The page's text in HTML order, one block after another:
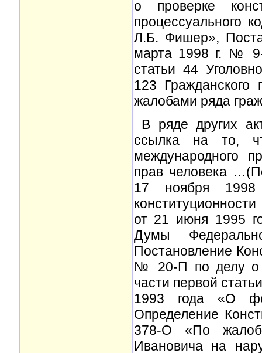
о проверке
процессуального
Л.Б. Фишер»,
марта 1998 г. № 9-
статьи 44
123
жалобами ряда
В ряде других
ссылка на то,
международного
прав человека
17 ноября
от 21 июня 1995
Думы
Постановление
№ 20-П по делу о
части первой
1993 года «О
Определение
378-О «По
Ивановича на